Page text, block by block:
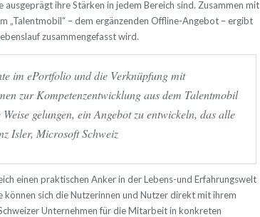
ihre Stärken in jedem Bereich sind. Zusammen mit
„Talentmobil“ – dem ergänzenden Offline-Angebot – ergibt
zusammengefasst wird.
im ePortfolio und die Verknüpfung mit
zur Kompetenzentwicklung aus dem Talentmobil
gelungen, ein Angebot zu entwickeln, das alle
Isler, Microsoft Schweiz
einen praktischen Anker in der Lebens-und Erfahrungswelt
können sich die Nutzerinnen und Nutzer direkt mit ihrem
Unternehmen für die Mitarbeit in konkreten